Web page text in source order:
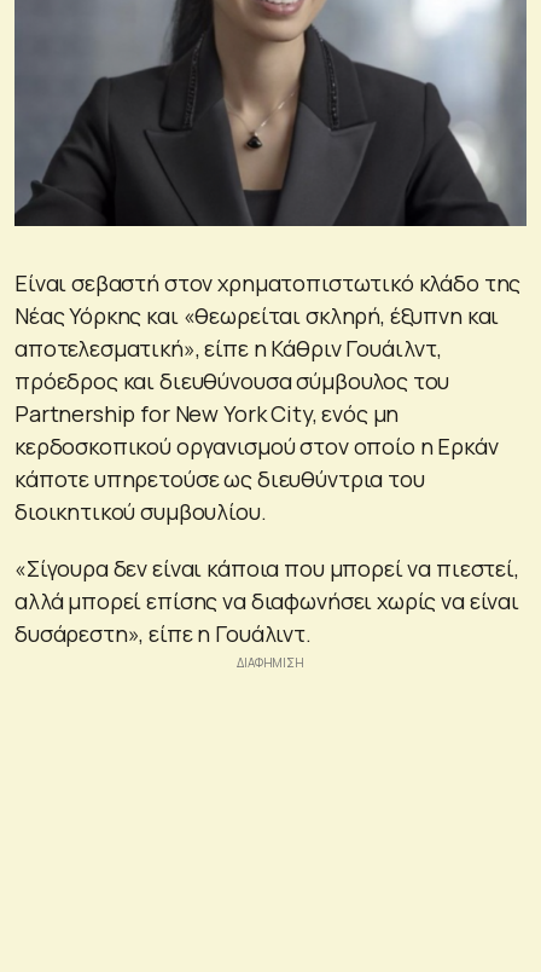
Είναι σεβαστή στον χρηματοπιστωτικό κλάδο της
Νέας Υόρκης και «θεωρείται σκληρή, έξυπνη και
αποτελεσματική», είπε η Κάθριν Γουάιλντ,
πρόεδρος και διευθύνουσα σύμβουλος του
Partnership for New York City, ενός μη
κερδοσκοπικού οργανισμού στον οποίο η Ερκάν
κάποτε υπηρετούσε ως διευθύντρια του
διοικητικού συμβουλίου.
«Σίγουρα δεν είναι κάποια που μπορεί να πιεστεί,
αλλά μπορεί επίσης να διαφωνήσει χωρίς να είναι
δυσάρεστη», είπε η Γουάλιντ.